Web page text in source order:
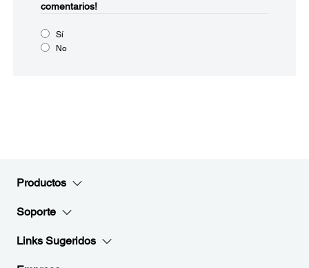
comentarios!
Sí
No
Productos
Soporte
Links Sugeridos